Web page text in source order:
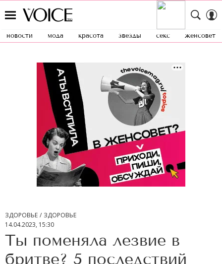
новости мода красота звезды секс женсовет
ЗДОРОВЬЕ
ЗДОРОВЬЕ
14.04.2023, 15:30
Ты поменяла лезвие в
бритве? 5 последствий